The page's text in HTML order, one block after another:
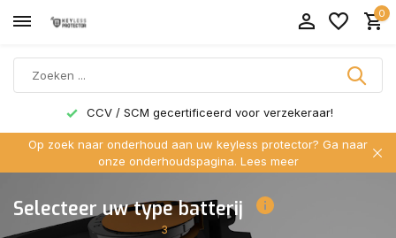
0
CCV / SCM gecertificeerd voor verzekeraar!
Op zoek naar onderhoud aan uw keyless protector? Ga naar
onze onderhoudspagina. Lees meer
Selecteer uw type batterij
3